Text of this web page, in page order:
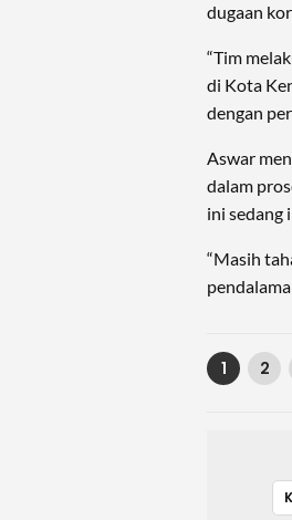
dugaan
“Tim
di Kota
dengan
Aswar
dalam
ini sedang
“Masih
1 2